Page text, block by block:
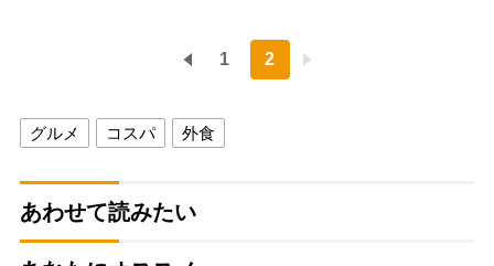
1 2
グルメ コスパ 外食
あわせて読みたい